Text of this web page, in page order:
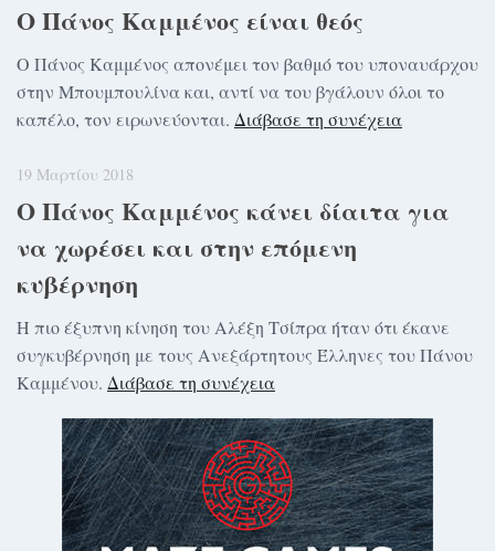
Ο Πάνος Καμμένος είναι θεός
Ο Πάνος Καμμένος απονέμει τον βαθμό του υποναυάρχου
στην Μπουμπουλίνα και, αντί να του βγάλουν όλοι το
καπέλο, τον ειρωνεύονται. Διάβασε τη συνέχεια
19 Μαρτίου 2018
Ο Πάνος Καμμένος κάνει δίαιτα για
να χωρέσει και στην επόμενη
κυβέρνηση
Η πιο έξυπνη κίνηση του Αλέξη Τσίπρα ήταν ότι έκανε
συγκυβέρνηση με τους Ανεξάρτητους Έλληνες του Πάνου
Καμμένου. Διάβασε τη συνέχεια